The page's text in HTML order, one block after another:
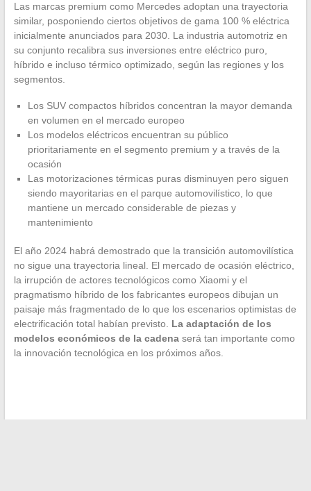
Las marcas premium como Mercedes adoptan una trayectoria
similar, posponiendo ciertos objetivos de gama 100 % eléctrica
inicialmente anunciados para 2030. La industria automotriz en
su conjunto recalibra sus inversiones entre eléctrico puro,
híbrido e incluso térmico optimizado, según las regiones y los
segmentos.
Los SUV compactos híbridos concentran la mayor demanda
en volumen en el mercado europeo
Los modelos eléctricos encuentran su público
prioritariamente en el segmento premium y a través de la
ocasión
Las motorizaciones térmicas puras disminuyen pero siguen
siendo mayoritarias en el parque automovilístico, lo que
mantiene un mercado considerable de piezas y
mantenimiento
El año 2024 habrá demostrado que la transición automovilística
no sigue una trayectoria lineal. El mercado de ocasión eléctrico,
la irrupción de actores tecnológicos como Xiaomi y el
pragmatismo híbrido de los fabricantes europeos dibujan un
paisaje más fragmentado de lo que los escenarios optimistas de
electrificación total habían previsto. La adaptación de los
modelos económicos de la cadenaserá tan importante como
la innovación tecnológica en los próximos años.